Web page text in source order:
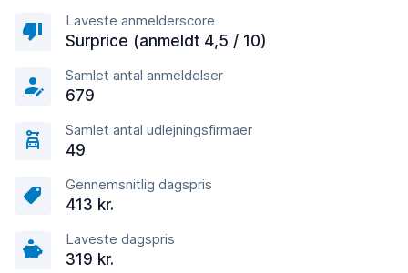
Laveste anmelderscore
Surprice (anmeldt 4,5 / 10)
Samlet antal anmeldelser
679
Samlet antal udlejningsfirmaer
49
Gennemsnitlig dagspris
413 kr.
Laveste dagspris
319 kr.